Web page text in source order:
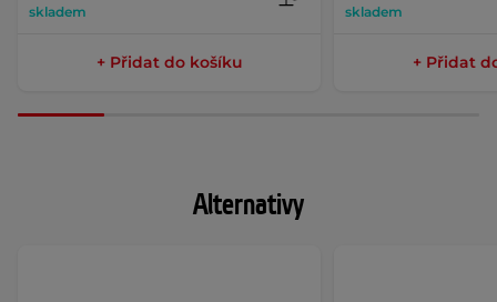
skladem
+ Přidat do košíku
skladem
+ Přidat
Alternativy